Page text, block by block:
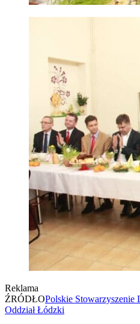
Reklama
ŹRÓDŁOPolskie Stowarzyszenie
Oddział Łódzki